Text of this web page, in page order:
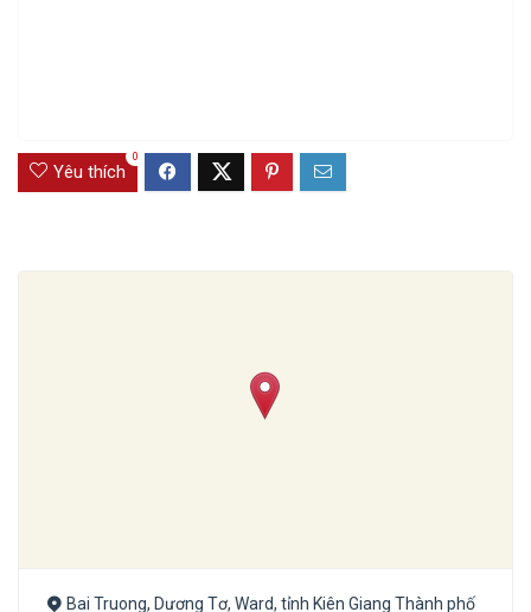
Yêu thích
0
Bai Truong, Dương Tơ, Ward, tỉnh Kiên Giang Thành phố